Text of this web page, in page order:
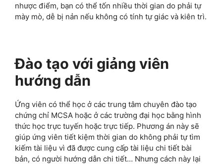
nhược điểm, bạn có thể tốn nhiều thời gian do phải tự
mày mò, dễ bị nản nếu không có tính tự giác và kiên trì.
Đào tạo với giảng viên
hướng dẫn
Ứng viên có thể học ở các trung tâm chuyên đào tạo
chứng chỉ MCSA hoặc ở các trường đại học bằng hình
thức học trực tuyến hoặc trực tiếp. Phương án này sẽ
giúp ứng viên tiết kiệm thời gian do không phải tự tìm
kiếm tài liệu vì đã được cung cấp tài liệu chi tiết bài
bản, có người hướng dẫn chi tiết… Nhưng cách này lại